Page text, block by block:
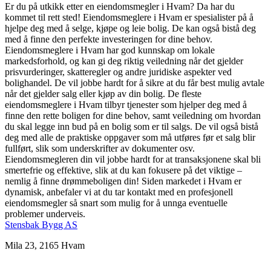
Er du på utkikk etter en eiendomsmegler i Hvam? Da har du
kommet til rett sted! Eiendomsmeglere i Hvam er spesialister på å
hjelpe deg med å selge, kjøpe og leie bolig. De kan også bistå deg
med å finne den perfekte investeringen for dine behov.
Eiendomsmeglere i Hvam har god kunnskap om lokale
markedsforhold, og kan gi deg riktig veiledning når det gjelder
prisvurderinger, skatteregler og andre juridiske aspekter ved
bolighandel. De vil jobbe hardt for å sikre at du får best mulig avtale
når det gjelder salg eller kjøp av din bolig. De fleste
eiendomsmeglere i Hvam tilbyr tjenester som hjelper deg med å
finne den rette boligen for dine behov, samt veiledning om hvordan
du skal legge inn bud på en bolig som er til salgs. De vil også bistå
deg med alle de praktiske oppgaver som må utføres før et salg blir
fullført, slik som underskrifter av dokumenter osv.
Eiendomsmegleren din vil jobbe hardt for at transaksjonene skal bli
smertefrie og effektive, slik at du kan fokusere på det viktige –
nemlig å finne drømmeboligen din! Siden markedet i Hvam er
dynamisk, anbefaler vi at du tar kontakt med en profesjonell
eiendomsmegler så snart som mulig for å unnga eventuelle
problemer underveis.
Stensbak Bygg AS
Mila 23, 2165 Hvam